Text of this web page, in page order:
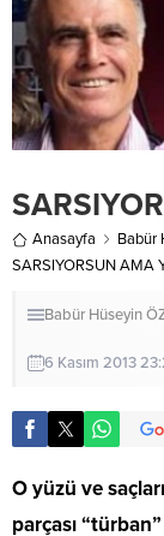
Anasayfa Babür
SARSIYORSUN AMA
Babür Hüseyin
6 Kasım 2013
O yüzü ve
parçası